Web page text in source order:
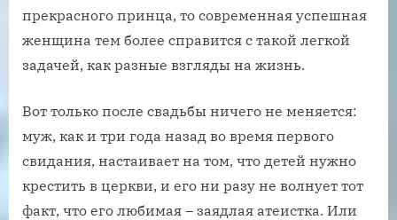
прекрасного принца, то современная успешная
женщина тем более справится с такой легкой
задачей, как разные взгляды на жизнь.
Вот только после свадьбы ничего не меняется:
муж, как и три года назад во время первого
свидания, настаивает на том, что детей нужно
крестить в церкви, и его ни разу не волнует тот
факт, что его любимая – заядлая атеистка. Или